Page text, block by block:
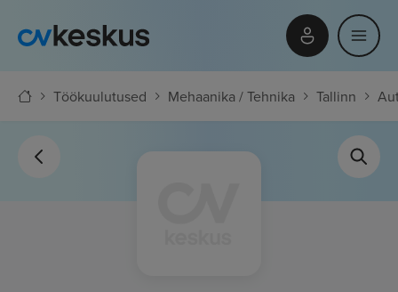
Töökuulutused Mehaanika / Tehnika Tallinn